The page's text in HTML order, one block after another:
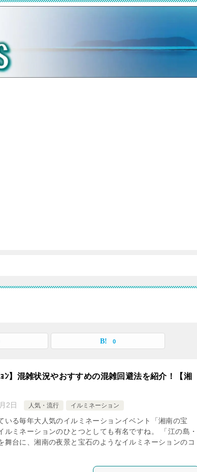
0
ｮﾝ】混雑状況やおすすめの混雑回避法を紹介！【湘
2日 人気・流行 イルミネーション
いる毎年大人気のイルミネーションイベント「湘南の宝
ルミネーションのひとつとしても有名ですね。 「江の島・
舞台に、湘南の夜景と宝石のようなイルミネーションのコ